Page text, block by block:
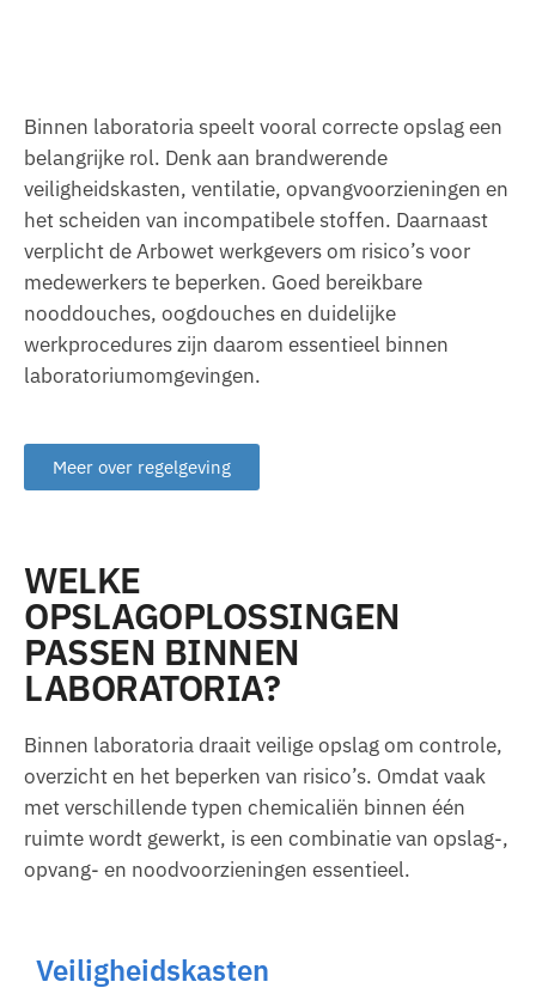
Binnen laboratoria speelt vooral correcte opslag een
belangrijke rol. Denk aan brandwerende
veiligheidskasten, ventilatie, opvangvoorzieningen en
het scheiden van incompatibele stoffen. Daarnaast
verplicht de Arbowet werkgevers om risico’s voor
medewerkers te beperken. Goed bereikbare
nooddouches, oogdouches en duidelijke
werkprocedures zijn daarom essentieel binnen
laboratoriumomgevingen.
Meer over regelgeving
WELKE
OPSLAGOPLOSSINGEN
PASSEN BINNEN
LABORATORIA?
Binnen laboratoria draait veilige opslag om controle,
overzicht en het beperken van risico’s. Omdat vaak
met verschillende typen chemicaliën binnen één
ruimte wordt gewerkt, is een combinatie van opslag-,
opvang- en noodvoorzieningen essentieel.
Veiligheidskasten